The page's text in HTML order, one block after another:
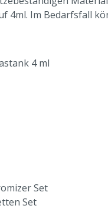
4ml. Im Bedarfsfall
4 ml
Set
Set